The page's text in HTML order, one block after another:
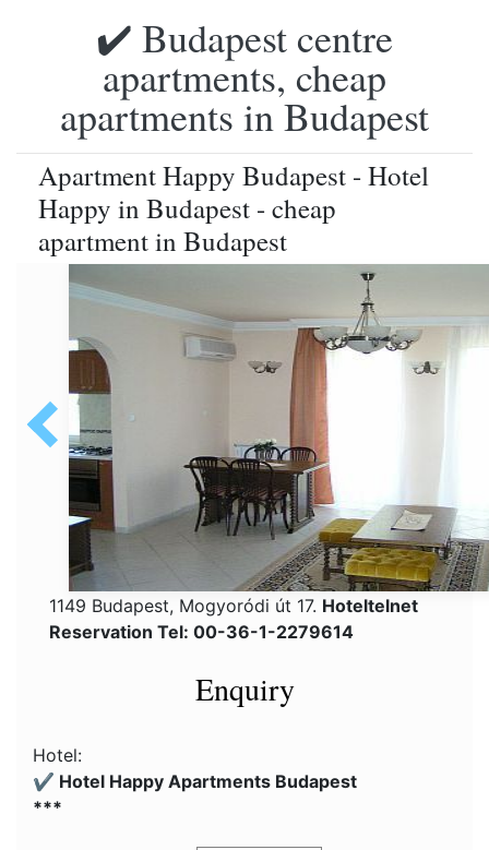
✔️ Budapest centre
apartments, cheap
apartments in Budapest
Apartment Happy Budapest - Hotel
Happy in Budapest - cheap
apartment in Budapest
1149 Budapest, Mogyoródi út 17. Hoteltelnet
Reservation Tel: 00-36-1-2279614
Enquiry
Hotel:
✔️ Hotel Happy Apartments Budapest
***